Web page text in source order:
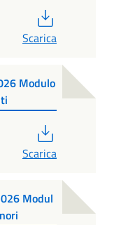
Scarica
Modulo
Scarica
Modul